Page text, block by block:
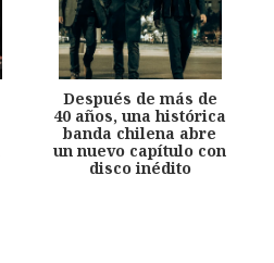
Después de más de
40 años, una histórica
banda chilena abre
un nuevo capítulo con
disco inédito